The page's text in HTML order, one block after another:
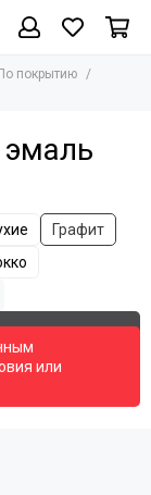
По покрытию
Графит
товаров
или